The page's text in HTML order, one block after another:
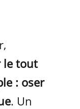
le tout
: oser
. Un